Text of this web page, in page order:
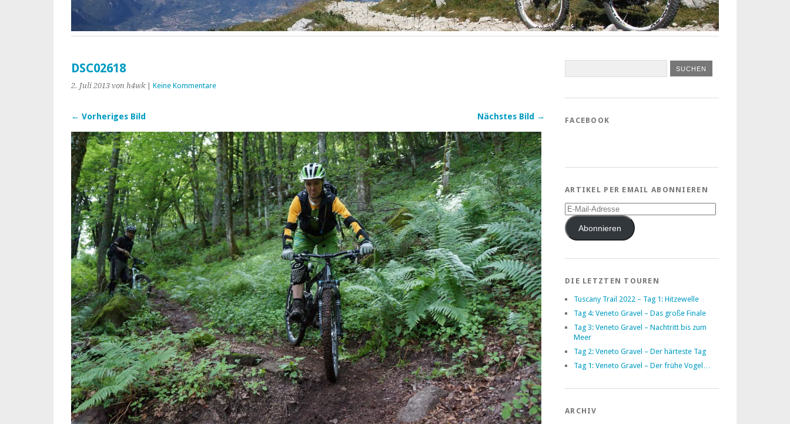
DSC02618
2. Juli 2013 von h4wk| Keine Kommentare
← Vorheriges Bild Nächstes Bild → FACEBOOK
ARTIKEL PER EMAIL ABONNIEREN
E-
Mail-
AdresseAbonnieren
DIE LETZTEN TOUREN
Tuscany Trail 2022 – Tag 1: Hitzewelle
Tag 4: Veneto Gravel – Das große Finale
Tag 3: Veneto Gravel – Nachtritt bis zum
Meer
Tag 2: Veneto Gravel – Der härteste Tag
Tag 1: Veneto Gravel – Der frühe Vogel…
ARCHIV